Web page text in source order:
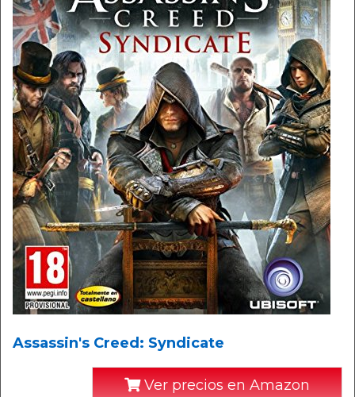
Assassin's Creed: Syndicate
Ver precios en Amazon